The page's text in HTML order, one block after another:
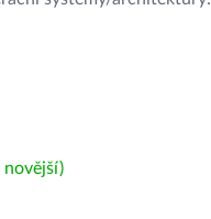
novější)